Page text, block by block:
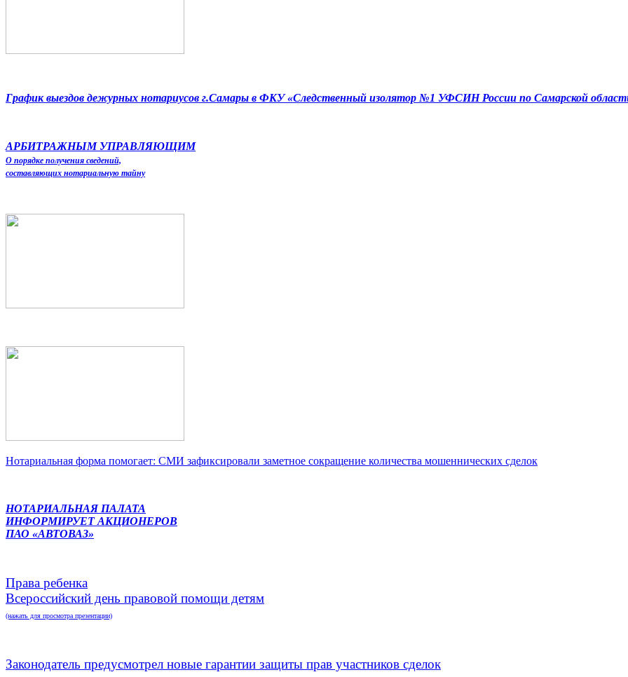
График выездов дежурных нотариусов г.Самары в ФКУ «Следственный изолятор №1 УФСИН России по Самарской
АРБИТРАЖНЫМ УПРАВЛЯЮЩИМ
О порядке получения сведений,
составляющих нотариальную тайну
Нотариальная форма помогает: СМИ зафиксировали заметное сокращение количества мошеннических сделок
НОТАРИАЛЬНАЯ ПАЛАТА
ИНФОРМИРУЕТ АКЦИОНЕРОВ
ПАО «АВТОВАЗ»
Права ребенка
Всероссийский день правовой помощи детям
(нажать для просмотра презентации)
Законодатель предусмотрел новые гарантии защиты прав участников сделок